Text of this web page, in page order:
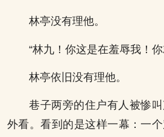
林亭没有理他。
“林九！你这是在羞辱我！
林亭依旧没有理他。
巷子两旁的住户有人被惨
外看。看到的是这样一幕：一